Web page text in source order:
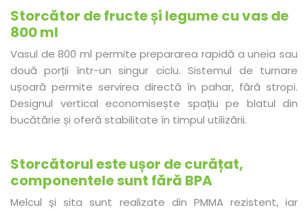
Storcător de fructe și legume cu vas de
800 ml
Vasul de 800 ml permite prepararea rapidă a uneia sau
două porții într-un singur ciclu. Sistemul de turnare
ușoară permite servirea directă în pahar, fără stropi.
Designul vertical economisește spațiu pe blatul din
bucătărie și oferă stabilitate în timpul utilizării.
Storcătorul este ușor de curățat,
componentele sunt fără BPA
Melcul și sita sunt realizate din PMMA rezistent, iar